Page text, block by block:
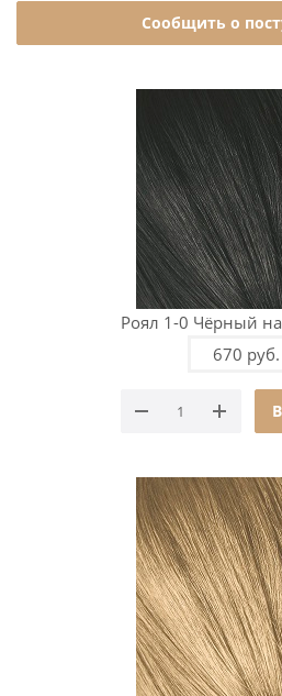
Сообщить о
Роял 1-0 Чёрный
670 руб.